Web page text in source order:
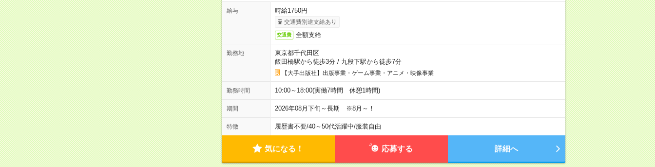
給与 時給1750円
交通費別途支給あり
交通費 全額支給
勤務地
東京都千代田区
飯田橋駅から徒歩3分/ 九段下駅から徒歩7分
【大手出版社】出版事業・ゲーム事業・アニメ・映像事業
勤務時間 10:00～18:00(実働7時間 休憩1時間)
期間 2026年08月下旬～長期 ※8月～！
特徴 履歴書不要/40～50代活躍中/服装自由
気になる！ 応募する 詳細へ